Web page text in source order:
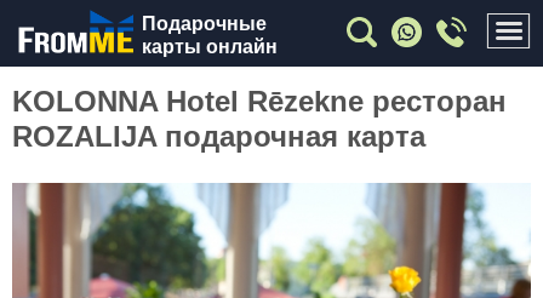
Подарочные
карты онлайн
KOLONNA Hotel Rēzekne ресторан
ROZALIJA подарочная карта